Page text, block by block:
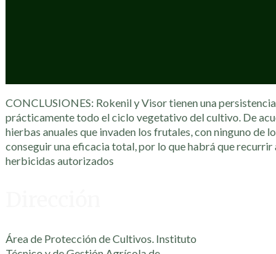
CONCLUSIONES: Rokenil y Visor tienen una
prácticamente todo el ciclo vegetativo del cultivo. De
hierbas anuales que invaden los frutales, con ninguno de
conseguir una eficacia total, por lo que habrá que
herbicidas autorizados
Área de Protección de Cultivos. Instituto